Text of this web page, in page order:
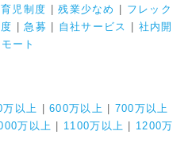
育児制度 |残業少なめ
フレック
|急募 自社サービス
社内開
モート
万以上 |600万以上
700万以上
万以上 1100万以上
1200万